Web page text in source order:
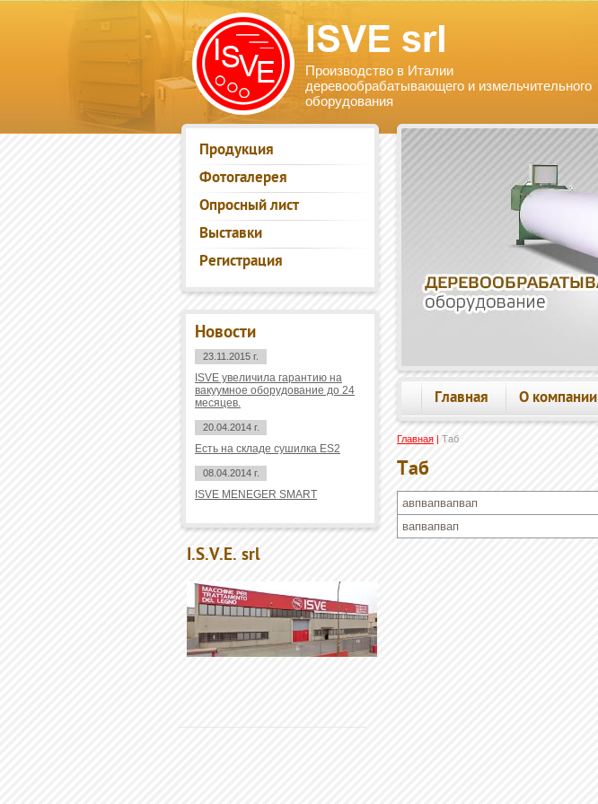
Производство в Италии
деревообрабатывающего и измельчительного
оборудования
Главная О компании
Главная | Таб
Таб
авпвапвапвап
вапвапвап
Продукция
Фотогалерея
Опросный лист
Выставки
Регистрация
Новости
23.11.2015 г.
ISVE увеличила гарантию на
вакуумное оборудование до 24
месяцев.
20.04.2014 г.
Есть на складе сушилка ES2
08.04.2014 г.
ISVE MENEGER SMART
I.S.V.E. srl